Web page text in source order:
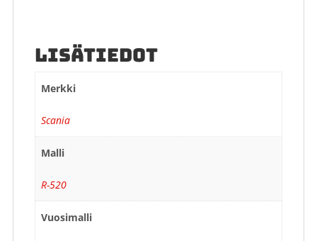
LISÄTIEDOT
Merkki
Scania
Malli
R-520
Vuosimalli